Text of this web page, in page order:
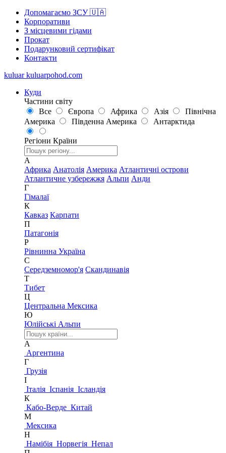
Допомагаємо ЗСУ 🇺🇦
Корпоративи
З місцевими гідами
Прокат
Подарунковий сертифікат
Контакти
kuluar kuluarpohod.com
Куди
Частини світу
Все
Європа Африка Азія
Північна
Америка
Південна Америка Антарктида
Регіони Країни
А
Африка Анатолія Америка Атлантичні острови
Атлантичне узбережжя Альпи Анди
Г
Гімалаї
К
Кавказ Карпати
П
Патагонія
Р
Рівнинна Україна
С
Середземномор'я Скандинавія
Т
Тибет
Ц
Центральна Мексика
Ю
Юлійські Альпи
А
Аргентина
Г
Грузія
І
Італія Іспанія Ісландія
К
Кабо-Верде Китай
М
Мексика
Н
Намібія Норвегія Непал